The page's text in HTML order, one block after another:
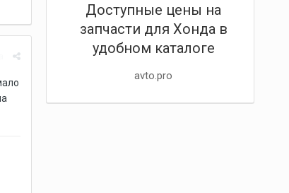
Доступные цены на
запчасти для Хонда в
удобном каталоге
avto.pro